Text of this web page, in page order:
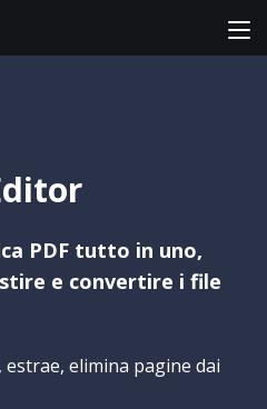
PDF tutto in uno,
e convertire i file
estrae, elimina pagine dai